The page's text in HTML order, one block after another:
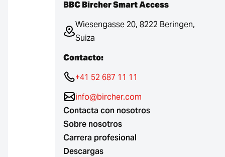
BBC Bircher Smart Access
Wiesengasse 20, 8222 Beringen,
Suiza
Contacto:
+41 52 687 11 11
info@bircher.com
Contacta con nosotros
Sobre nosotros
Carrera profesional
Descargas